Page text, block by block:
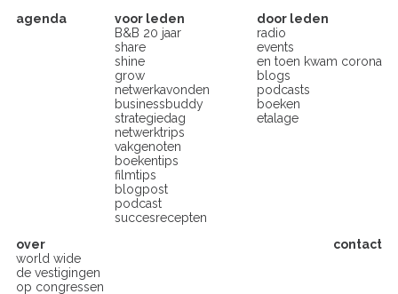
agenda
voor leden
B&B 20 jaar
share
shine
grow
netwerkavonden
businessbuddy
strategiedag
netwerktrips
vakgenoten
boekentips
filmtips
blogpost
podcast
succesrecepten
door leden
radio
events
en toen kwam corona
blogs
podcasts
boeken
etalage
over
world wide
de vestigingen
op congressen
contact